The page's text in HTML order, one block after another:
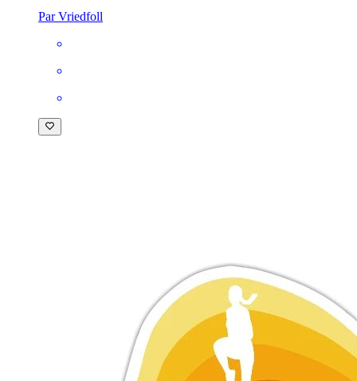
Par Vriedfoll